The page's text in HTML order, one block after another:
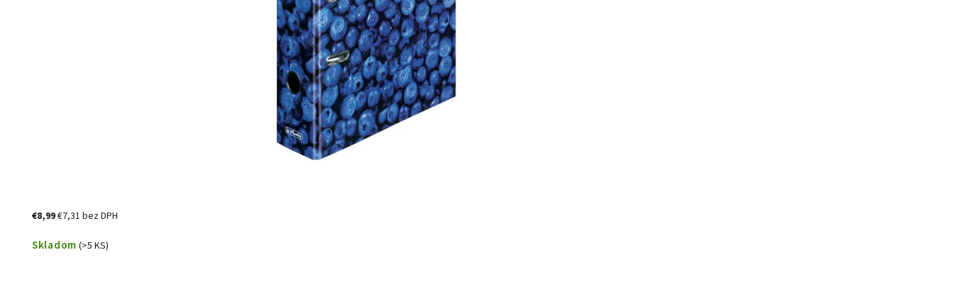
€8,99€7,31 bez DPH
Skladom (>5 KS)